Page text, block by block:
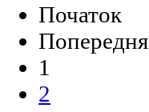
Початок
Попередня
1
2